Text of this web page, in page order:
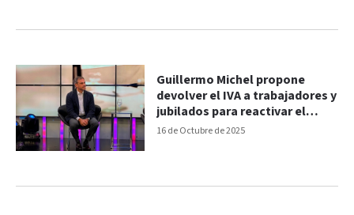
16 de Octubre de 2025
Guillermo Michel propone
devolver el IVA a trabajadores y
jubilados para reactivar el
consumo